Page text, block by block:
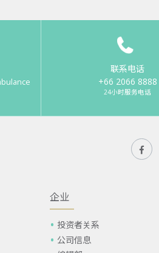
联系电话
+66 2066 8888
24小时服务电话
企业
投资者关系
公司信息